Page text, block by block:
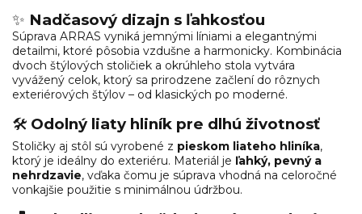
✨ Nadčasový dizajn s ľahkosťou
Súprava ARRAS vyniká jemnými líniami a elegantnými
detailmi, ktoré pôsobia vzdušne a harmonicky. Kombinácia
dvoch štýlových stoličiek a okrúhleho stola vytvára
vyvážený celok, ktorý sa prirodzene začlení do rôznych
exteriérových štýlov – od klasických po moderné.
🛠️ Odolný liaty hliník pre dlhú životnosť
Stoličky aj stôl sú vyrobené z pieskom liateho hliníka,
ktorý je ideálny do exteriéru. Materiál je ľahký, pevný a
nehrdzavie, vďaka čomu je súprava vhodná na celoročné
vonkajšie použitie s minimálnou údržbou.